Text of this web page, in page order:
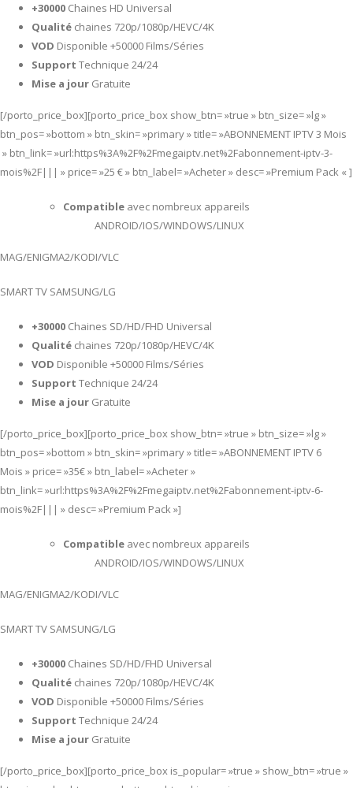
+30000 Chaines HD Universal
Qualité chaines 720p/1080p/HEVC/4K
VOD Disponible +50000 Films/Séries
Support Technique 24/24
Mise a jour Gratuite
[/porto_price_box][porto_price_box show_btn= »true » btn_size= »lg »
btn_pos= »bottom » btn_skin= »primary » title= »ABONNEMENT IPTV 3 Mois
» btn_link= »url:https%3A%2F%2Fmegaiptv.net%2Fabonnement-iptv-3-
mois%2F||| » price= »25 € » btn_label= »Acheter » desc= »Premium Pack « ]
Compatible avec nombreux appareils
ANDROID/IOS/WINDOWS/LINUX
MAG/ENIGMA2/KODI/VLC
SMART TV SAMSUNG/LG
+30000 Chaines SD/HD/FHD Universal
Qualité chaines 720p/1080p/HEVC/4K
VOD Disponible +50000 Films/Séries
Support Technique 24/24
Mise a jour Gratuite
[/porto_price_box][porto_price_box show_btn= »true » btn_size= »lg »
btn_pos= »bottom » btn_skin= »primary » title= »ABONNEMENT IPTV 6
Mois » price= »35€ » btn_label= »Acheter »
btn_link= »url:https%3A%2F%2Fmegaiptv.net%2Fabonnement-iptv-6-
mois%2F||| » desc= »Premium Pack »]
Compatible avec nombreux appareils
ANDROID/IOS/WINDOWS/LINUX
MAG/ENIGMA2/KODI/VLC
SMART TV SAMSUNG/LG
+30000 Chaines SD/HD/FHD Universal
Qualité chaines 720p/1080p/HEVC/4K
VOD Disponible +50000 Films/Séries
Support Technique 24/24
Mise a jour Gratuite
[/porto_price_box][porto_price_box is_popular= »true » show_btn= »true »